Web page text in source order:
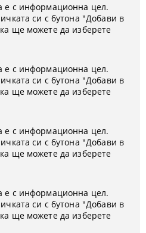
е с информационна цел.
си с бутона "Добави в
ще можете да изберете
е с информационна цел.
си с бутона "Добави в
ще можете да изберете
е с информационна цел.
си с бутона "Добави в
ще можете да изберете
е с информационна цел.
си с бутона "Добави в
ще можете да изберете